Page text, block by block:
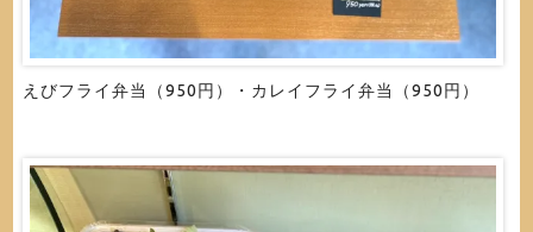
えびフライ弁当（950円）・カレイフライ弁当（950円）